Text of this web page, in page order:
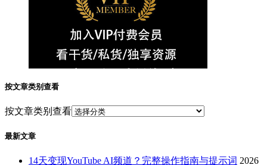
按文章类别查看
按文章类别查看
最新文章
14天变现YouTube AI频道？完整操作指南与提示词 2026